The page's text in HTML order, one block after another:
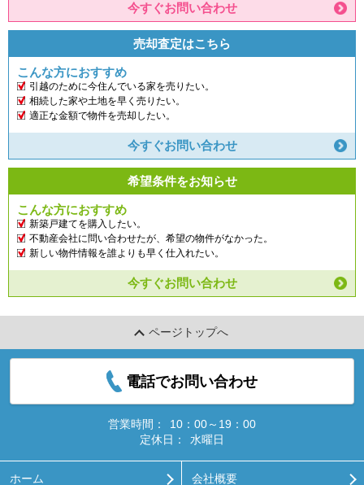
今すぐお問い合わせ
売却査定はこちら
こんな方におすすめ
引越のために今住んでいる家を売りたい。
相続した家や土地を早く売りたい。
適正な金額で物件を売却したい。
今すぐお問い合わせ
希望条件をお知らせ
こんな方におすすめ
新築戸建てを購入したい。
不動産会社に問い合わせたが、希望の物件がなかった。
新しい物件情報を誰よりも早く仕入れたい。
今すぐお問い合わせ
ページトップへ
電話でお問い合わせ
営業時間：
10：00～19：00
定休日：
水曜日
ホーム 会社概要